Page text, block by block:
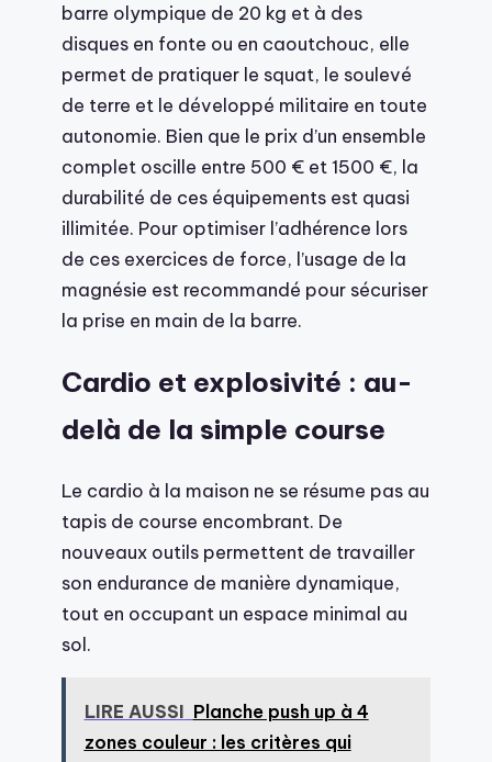
barre olympique de 20 kg et à des
disques en fonte ou en caoutchouc, elle
permet de pratiquer le squat, le soulevé
de terre et le développé militaire en toute
autonomie. Bien que le prix d’un ensemble
complet oscille entre 500 € et 1500 €, la
durabilité de ces équipements est quasi
illimitée. Pour optimiser l’adhérence lors
de ces exercices de force, l’usage de la
magnésie est recommandé pour sécuriser
la prise en main de la barre.
Cardio et explosivité : au-
delà de la simple course
Le cardio à la maison ne se résume pas au
tapis de course encombrant. De
nouveaux outils permettent de travailler
son endurance de manière dynamique,
tout en occupant un espace minimal au
sol.
LIRE AUSSI Planche push up à 4
zones couleur : les critères qui